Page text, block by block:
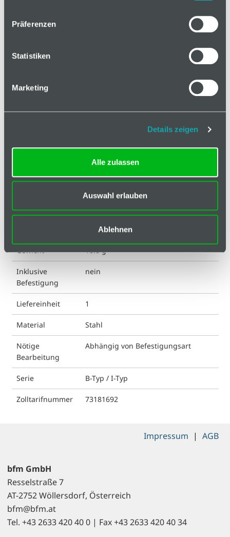
Präferenzen
Statistiken
Marketing
Details zeigen
Alle zulassen
Auswahl erlauben
Ablehnen
Klassifizierungen
Eigenschaft verzinkt
silberfarbig
Gewicht 18.8 g
Inklusive
Befestigung
nein
Liefereinheit 1
Material Stahl
Nötige
Bearbeitung
Abhängig von Befestigungsart
Serie B-Typ / I-Typ
Zolltarifnummer 73181692
bfm GmbH
Resselstraße 7
AT-2752 Wöllersdorf, Österreich
bfm@bfm.at
Tel. +43 2633 420 40 0 | Fax +43 2633 420 40 34
Impressum | AGB